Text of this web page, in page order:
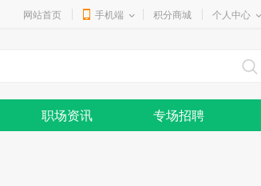
网站首页 手机端 积分商城 个人中心
职场资讯 专场招聘